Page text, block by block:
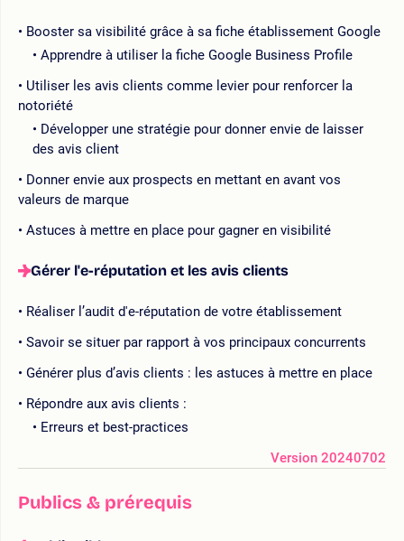
Booster sa visibilité grâce à sa fiche établissement Google
Apprendre à utiliser la fiche Google Business Profile
Utiliser les avis clients comme levier pour renforcer la
notoriété
Développer une stratégie pour donner envie de laisser
des avis client
Donner envie aux prospects en mettant en avant vos
valeurs de marque
Astuces à mettre en place pour gagner en visibilité
Gérer l'e-réputation et les avis clients
Réaliser l’audit d'e-réputation de votre établissement
Savoir se situer par rapport à vos principaux concurrents
Générer plus d’avis clients : les astuces à mettre en place
Répondre aux avis clients :
Erreurs et best-practices
Version 20240702
Publics & prérequis